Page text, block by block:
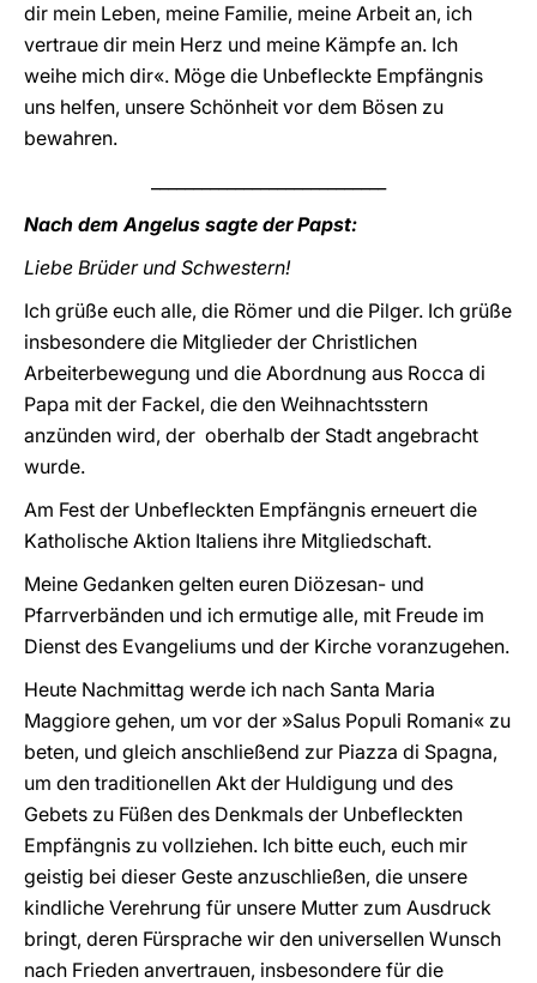
dir mein Leben, meine Familie, meine Arbeit an, ich
vertraue dir mein Herz und meine Kämpfe an. Ich
weihe mich dir«. Möge die Unbefleckte Empfängnis
uns helfen, unsere Schönheit vor dem Bösen zu
bewahren.
Nach dem Angelus sagte der Papst:
Liebe Brüder und Schwestern!
Ich grüße euch alle, die Römer und die Pilger. Ich grüße
insbesondere die Mitglieder der Christlichen
Arbeiterbewegung und die Abordnung aus Rocca di
Papa mit der Fackel, die den Weihnachtsstern
anzünden wird, der oberhalb der Stadt angebracht
wurde.
Am Fest der Unbefleckten Empfängnis erneuert die
Katholische Aktion Italiens ihre Mitgliedschaft.
Meine Gedanken gelten euren Diözesan- und
Pfarrverbänden und ich ermutige alle, mit Freude im
Dienst des Evangeliums und der Kirche voranzugehen.
Heute Nachmittag werde ich nach Santa Maria
Maggiore gehen, um vor der »Salus Populi Romani« zu
beten, und gleich anschließend zur Piazza di Spagna,
um den traditionellen Akt der Huldigung und des
Gebets zu Füßen des Denkmals der Unbefleckten
Empfängnis zu vollziehen. Ich bitte euch, euch mir
geistig bei dieser Geste anzuschließen, die unsere
kindliche Verehrung für unsere Mutter zum Ausdruck
bringt, deren Fürsprache wir den universellen Wunsch
nach Frieden anvertrauen, insbesondere für die